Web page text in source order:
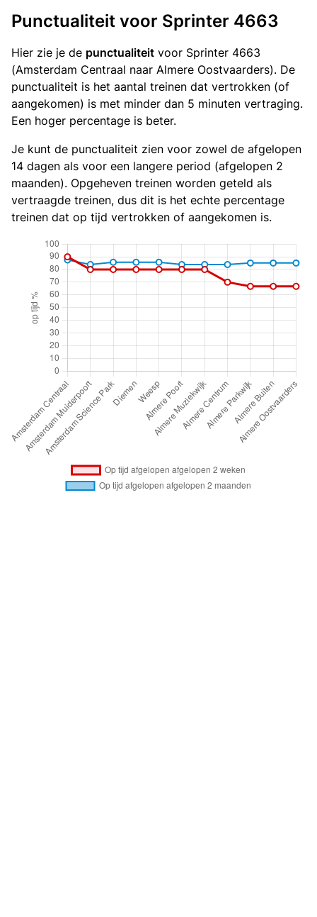
Punctualiteit voor Sprinter 4663
Hier zie je de punctualiteit voor Sprinter 4663
(Amsterdam Centraal naar Almere Oostvaarders). De
punctualiteit is het aantal treinen dat vertrokken (of
aangekomen) is met minder dan 5 minuten vertraging.
Een hoger percentage is beter.
Je kunt de punctualiteit zien voor zowel de afgelopen
14 dagen als voor een langere period (afgelopen 2
maanden). Opgeheven treinen worden geteld als
vertraagde treinen, dus dit is het echte percentage
treinen dat op tijd vertrokken of aangekomen is.